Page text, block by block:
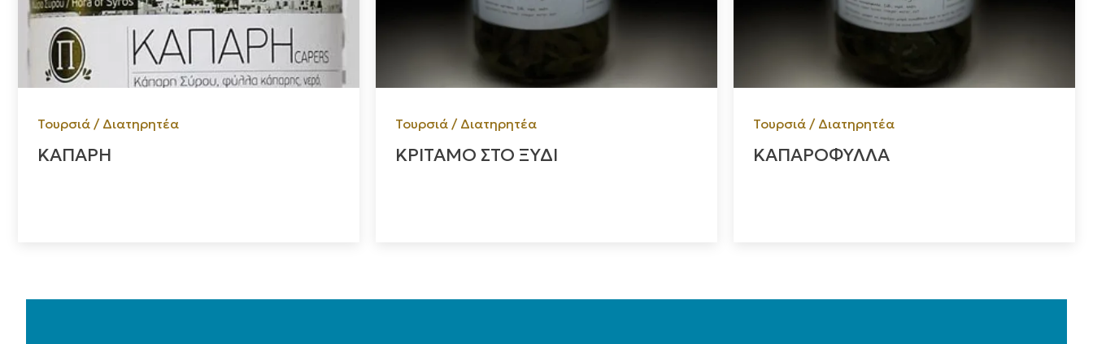
Τουρσιά / Διατηρητέα
ΚΑΠΑΡΗ
Τουρσιά / Διατηρητέα
ΚΡΙΤΑΜΟ ΣΤΟ ΞΥΔΙ
Τουρσιά / Διατηρητέα
ΚΑΠΑΡΟΦΥΛΛΑ